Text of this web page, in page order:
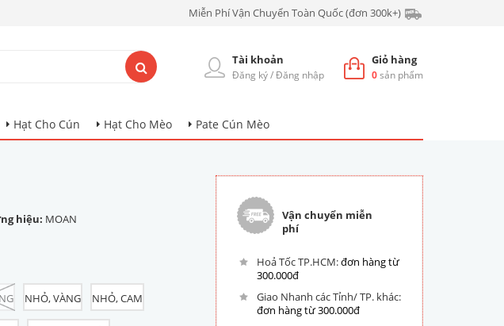
Miễn Phí Vận Chuyển Toàn Quốc (đơn 300k+)
Giỏ hàng
0sản phẩm
Tài khoản
Đăng ký/Đăng nhập
Hạt Cho Cún Hạt Cho Mèo Pate Cún Mèo
hiệu: MOAN
NHỎ, VÀNG NHỎ, CAM
Vận chuyển miễn
phí
Hoả Tốc TP.HCM:đơn hàng từ
300.000đ
Giao Nhanh các Tỉnh/ TP. khác:
đơn hàng từ 300.000đ